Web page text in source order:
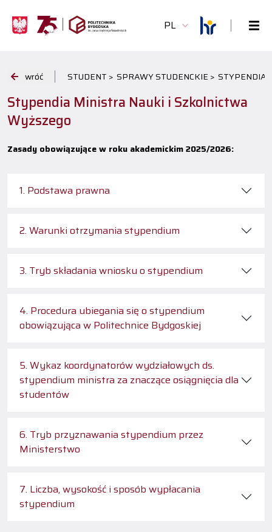
PL
wróć STUDENT > SPRAWY STUDENCKIE > STYPENDIA
Stypendia Ministra Nauki i Szkolnictwa
Wyższego
Zasady obowiązujące w roku akademickim 2025/2026:
1. Podstawa prawna
2. Warunki otrzymania stypendium
3. Tryb składania wniosku o stypendium
4. Procedura ubiegania się o stypendium
obowiązująca w Politechnice Bydgoskiej
5. Wykaz koordynatorów wydziałowych ds.
stypendium ministra za znaczące osiągnięcia dla
studentów
6. Tryb przyznawania stypendium przez
Ministerstwo
7. Liczba, wysokość i sposób wypłacania
stypendium